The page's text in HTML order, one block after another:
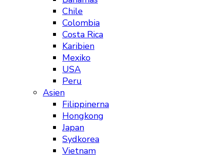
Chile
Colombia
Costa Rica
Karibien
Mexiko
USA
Peru
Asien
Filippinerna
Hongkong
Japan
Sydkorea
Vietnam